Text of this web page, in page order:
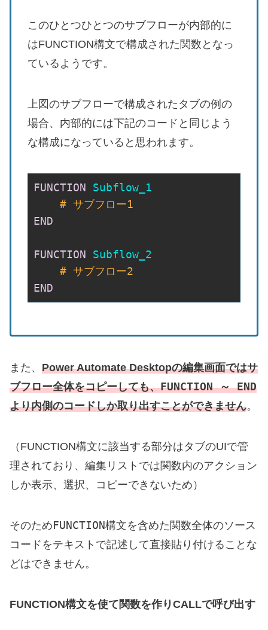
このひとつひとつのサブフローが内部的に
はFUNCTION構文で構成された関数となっ
ているようです。
上図のサブフローで構成されたタブの例の
場合、内部的には下記のコードと同じよう
な構成になっていると思われます。
FUNCTION
Subflow_1
    # サブフロー1
END
FUNCTION
Subflow_2
    # サブフロー2
END
また、 Power Automate Desktopの編集画面ではサ
ブフロー全体をコピーしても、FUNCTION ～ END
より内側のコードしか取り出すことができません。
（FUNCTION構文に該当する部分はタブのUIで管
理されており、編集リストでは関数内のアクション
しか表示、選択、コピーできないため）
そのためFUNCTION構文を含めた関数全体のソース
コードをテキストで記述して直接貼り付けることな
どはできません。
FUNCTION構文を使て関数を作りCALLで呼び出す